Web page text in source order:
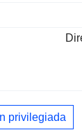
privilegiada